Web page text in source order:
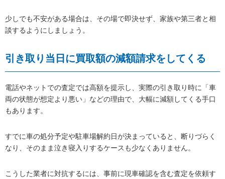
少しでも不安がある場合は、その場で即決せず、家族や第三者と相
談するようにしましょう。
引き取り当日に買取額の減額請求をしてくる
電話やネットでの査定では高額を提示し、実際の引き取り時に「車
両の状態が想定より悪い」などの理由で、大幅に減額してくる手口
もあります。
すでに車の処分予定や駐車場解約日が決まっていると、断りづらく
なり、そのまま泣き寝入りするケースも少なくありません。
こうした業者に対抗するには、事前に現車確認を含む査定を依頼す